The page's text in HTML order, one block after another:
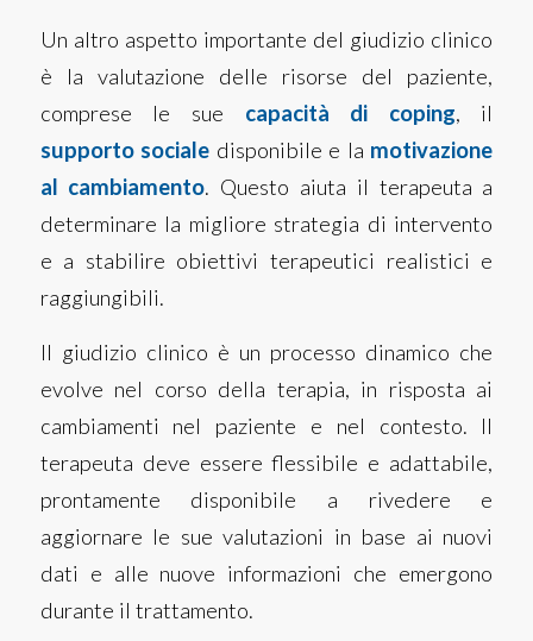
Un altro aspetto importante del giudizio clinico
è la valutazione delle risorse del paziente,
comprese le sue capacità di coping, il
supporto sociale disponibile e la motivazione
al cambiamento. Questo aiuta il terapeuta a
determinare la migliore strategia di intervento
e a stabilire obiettivi terapeutici realistici e
raggiungibili.
Il giudizio clinico è un processo dinamico che
evolve nel corso della terapia, in risposta ai
cambiamenti nel paziente e nel contesto. Il
terapeuta deve essere flessibile e adattabile,
prontamente disponibile a rivedere e
aggiornare le sue valutazioni in base ai nuovi
dati e alle nuove informazioni che emergono
durante il trattamento.